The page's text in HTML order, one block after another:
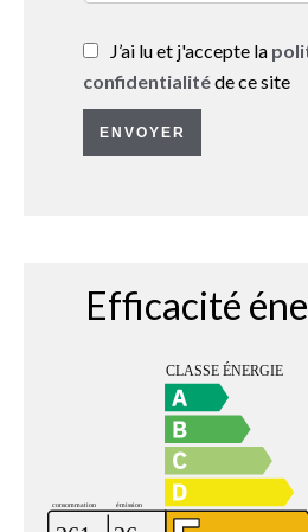
J’ai lu et j'accepte la
confidentialitéde ce site
ENVOYER
Efficacité